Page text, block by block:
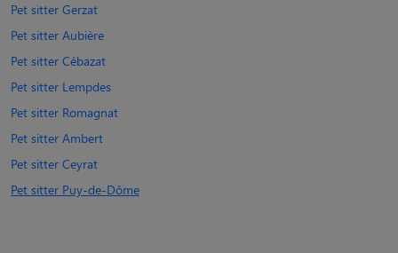
Pet sitter Gerzat
Pet sitter Aubière
Pet sitter Cébazat
Pet sitter Lempdes
Pet sitter Romagnat
Pet sitter Ambert
Pet sitter Ceyrat
Pet sitter Puy-de-Dôme